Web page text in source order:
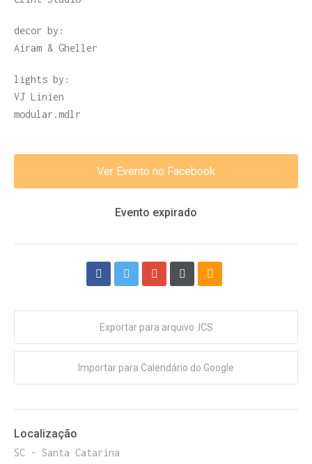
decor by:
Airam & Gheller
lights by:
VJ Linien
modular.mdlr
Ver Evento no Facebook
Evento expirado
Exportar para arquivo .ICS
Importar para Calendário do Google
Localização
SC - Santa Catarina